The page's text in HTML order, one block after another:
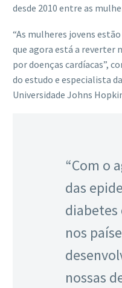
desde 2010 entre as
“As mulheres jovens
que agora está a reverter
por doenças cardíacas”,
do estudo e especialista
Universidade Johns
“Com o
das
diabetes
nos
nossas